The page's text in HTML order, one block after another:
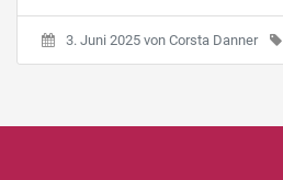
3. Juni 2025 von Corsta Danner